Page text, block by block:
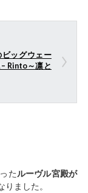
ッグウェー
Rinto～凛と
たルーヴル宮殿が
りました。